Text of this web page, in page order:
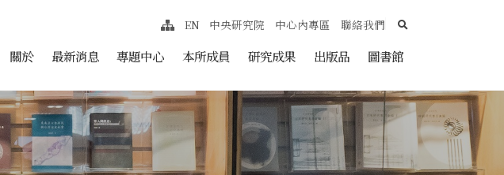
跳至中央區塊/Main Content
關於 最新消息 專題中心 本所成員 研究成果 出版品 圖書館
網站導覽
EN 中央研究院 中心內專區 聯絡我們 search